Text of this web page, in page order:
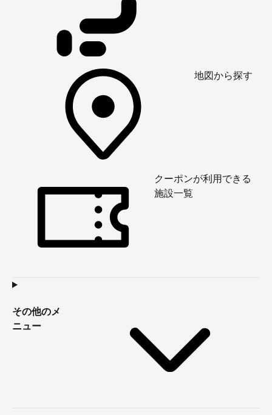
地図から探す
クーポンが利用できる
施設一覧
その他のメ
ニュー